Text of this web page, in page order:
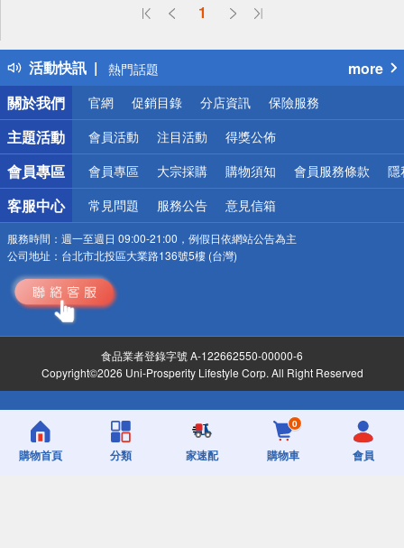
1
活動快訊
偏遠地區配送
得獎公告
熱門話題
銀行優惠
偏遠地區配送
詐騙網頁！請小心！
more
關於我們
官網 促銷目錄 分店資訊 保險服務
主題活動 會員活動 注目活動 得獎公佈
會員專區 會員專區 大宗採購 購物須知 會員服務條款 隱
客服中心 常見問題 服務公告 意見信箱
服務時間： 週一至週日 09:00-21:00，例假日依網站公告為主
公司地址： 台北市北投區大業路136號5樓 (台灣)
食品業者登錄字號 A-122662550-00000-6
Copyright©2026 Uni-Prosperity Lifestyle Corp. All Right Reserved
購物首頁 分類 家速配
0
購物車 會員